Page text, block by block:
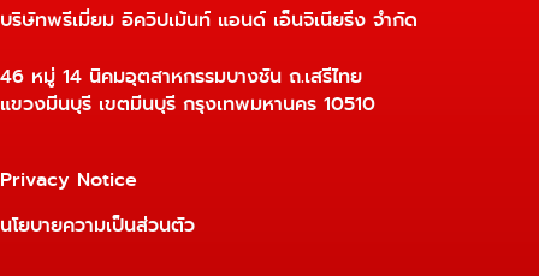
บริษัทพรีเมี่ยม อิควิปเม้นท์ แอนด์ เอ็นจิเนียริ่ง จำกัด
46 หมู่ 14 นิคมอุตสาหกรรมบางชัน ถ.เสรีไทย
แขวงมีนบุรี เขตมีนบุรี กรุงเทพมหานคร 10510
Privacy Notice
นโยบายความเป็นส่วนตัว